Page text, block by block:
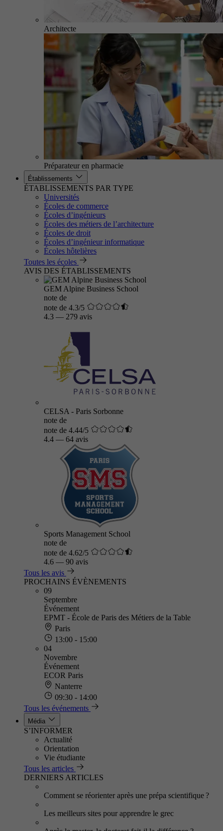
Architecte
Préparateur en pharmacie
Établissements
ÉTABLISSEMENTS PAR TYPE
Universités
Écoles de commerce
Écoles d’ingénieurs
Écoles des métiers de l’architecture
Écoles de droit
Écoles d’ingénieur informatique
Écoles hôtelières
Toutes les écoles
AVIS DES ÉTABLISSEMENTS
GEM Alpine Business School
note de
note de 4.3/5
4.3 — 279 avis
CELSA - Paris Sorbonne
note de
note de 4.44/5
4.4 — 64 avis
Sports Management School
note de
note de 4.62/5
4.6 — 90 avis
Tous les avis
PROCHAINS ÉVÈNEMENTS
09
Septembre
Événement
EPMT - École de Paris des Métiers de la Table
Paris
13:00 - 15:00
04
Novembre
Événement
ECOR Paris
Nanterre
09:30 - 14:00
Tous les événements
Média
S’INFORMER
Actualité
Orientation
Vie étudiante
Tous les articles
DERNIERS ARTICLES
Comment se réorienter après une prépa scientifique ?
Les meilleurs sites pour apprendre le grec